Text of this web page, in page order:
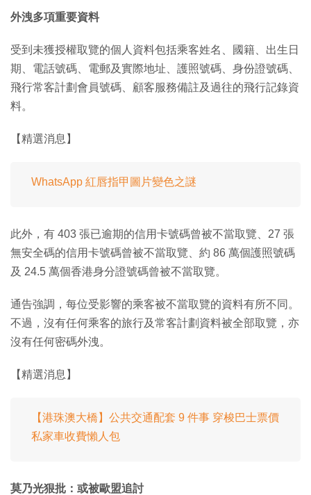
外洩多項重要資料
受到未獲授權取覽的個人資料包括乘客姓名、國籍、出生日
期、電話號碼、電郵及實際地址、護照號碼、身份證號碼、
飛行常客計劃會員號碼、顧客服務備註及過往的飛行記錄資
料。
【精選消息】
WhatsApp 紅唇指甲圖片變色之謎
此外，有 403 張已逾期的信用卡號碼曾被不當取覽、27 張
無安全碼的信用卡號碼曾被不當取覽、約 86 萬個護照號碼
及 24.5 萬個香港身分證號碼曾被不當取覽。
通告強調，每位受影響的乘客被不當取覽的資料有所不同。
不過，沒有任何乘客的旅行及常客計劃資料被全部取覽，亦
沒有任何密碼外洩。
【精選消息】
【港珠澳大橋】公共交通配套 9 件事 穿梭巴士票價
私家車收費懶人包
莫乃光狠批：或被歐盟追討